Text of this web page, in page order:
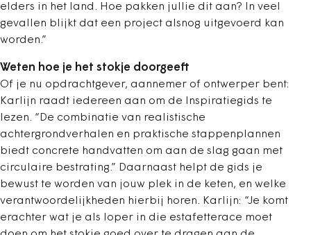
elders in het land. Hoe pakken jullie dit aan? In veel
gevallen blijkt dat een project alsnog uitgevoerd kan
worden.”
Weten hoe je het stokje doorgeeft
Of je nu opdrachtgever, aannemer of ontwerper bent:
Karlijn raadt iedereen aan om de Inspiratiegids te
lezen. “De combinatie van realistische
achtergrondverhalen en praktische stappenplannen
biedt concrete handvatten om aan de slag gaan met
circulaire bestrating.” Daarnaast helpt de gids je
bewust te worden van jouw plek in de keten, en welke
verantwoordelijkheden hierbij horen. Karlijn: “Je komt
erachter wat je als loper in die estafetterace moet